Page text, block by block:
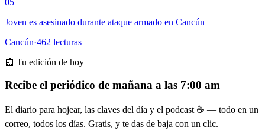
05
Joven es asesinado durante ataque armado en Cancún
Cancún·462 lecturas
📰 Tu edición de hoy
Recibe el periódico de mañana a las 7:00 am
El diario para hojear, las claves del día y el podcast ☕ — todo en un
correo, todos los días. Gratis, y te das de baja con un clic.